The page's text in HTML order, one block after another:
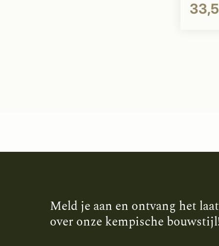
Meld je aan en ontvang het
over onze kempische